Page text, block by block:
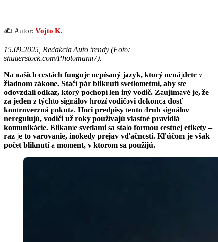
✍️ Autor: Vojto K.
15.09.2025, Redakcia Auto trendy (Foto:
shutterstock.com/Photomann7).
Na našich cestách funguje nepísaný jazyk, ktorý nenájdete v
žiadnom zákone. Stačí pár bliknutí svetlometmi, aby ste
odovzdali odkaz, ktorý pochopí len iný vodič. Zaujímavé je, že
za jeden z týchto signálov hrozí vodičovi dokonca dosť
kontroverzná pokuta. Hoci predpisy tento druh signálov
neregulujú, vodiči už roky používajú vlastné pravidlá
komunikácie. Blikanie svetlami sa stalo formou cestnej etikety –
raz je to varovanie, inokedy prejav vďačnosti. Kľúčom je však
počet bliknutí a moment, v ktorom sa použijú.